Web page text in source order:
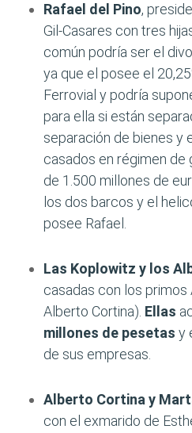
Rafael del Pino,
Gil-Casares con tres
común podría ser el
ya que el posee el
Ferrovial y podría
para ella si están
separación de bienes y
casados en régimen de
de 1.500 millones de
los dos barcos y el
posee Rafael.
Las Koplowitz y los
casadas con los
Alberto Cortina). Ellas
millones de pesetas y
de sus empresas.
Alberto Cortina y
con el exmarido de